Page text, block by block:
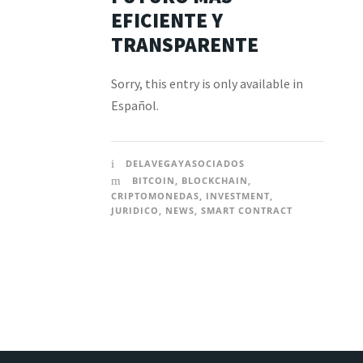
EFICIENTE Y
TRANSPARENTE
Sorry, this entry is only available in
Español.
DELAVEGAYASOCIADOS
BITCOIN , BLOCKCHAIN ,
CRIPTOMONEDAS, INVESTMENT,
JURIDICO , NEWS, SMART CONTRACT